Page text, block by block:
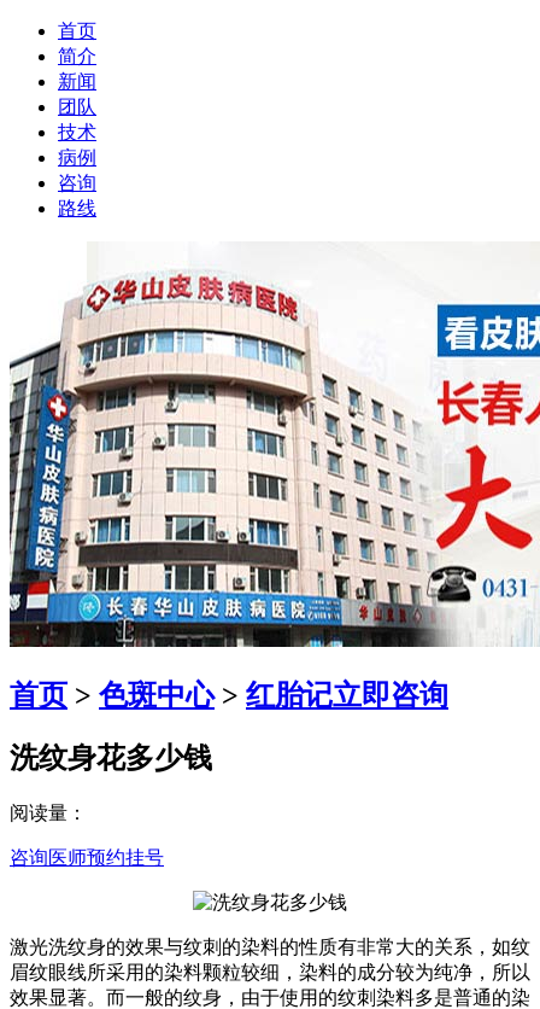
首页
简介
新闻
团队
技术
病例
咨询
路线
首页 > 色斑中心> 红胎记立即咨询
洗纹身花多少钱
阅读量：
咨询医师预约挂号
激光洗纹身的效果与纹刺的染料的性质有非常大的关系，如纹
眉纹眼线所采用的染料颗粒较细，染料的成分较为纯净，所以
效果显著。而一般的纹身，由于使用的纹刺染料多是普通的染